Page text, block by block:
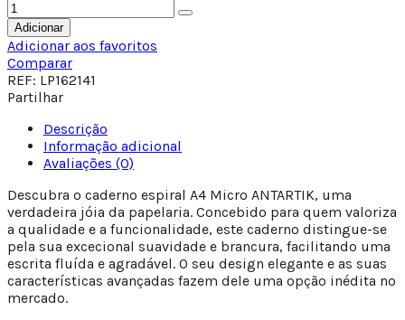
Adicionar
Adicionar aos favoritos
Comparar
REF: LP162141
Partilhar
Descrição
Informação adicional
Avaliações (0)
Descubra o caderno espiral A4 Micro ANTARTIK, uma
verdadeira jóia da papelaria. Concebido para quem valoriza
a qualidade e a funcionalidade, este caderno distingue-se
pela sua excecional suavidade e brancura, facilitando uma
escrita fluída e agradável. O seu design elegante e as suas
características avançadas fazem dele uma opção inédita no
mercado.